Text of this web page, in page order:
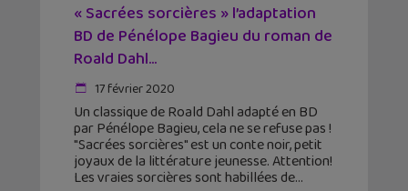
« Sacrées sorcières » l’adaptation
BD de Pénélope Bagieu du roman de
Roald Dahl...
17 février 2020
Un classique de Roald Dahl adapté en BD
par Pénélope Bagieu, cela ne se refuse pas !
"Sacrées sorcières" est un conte noir, petit
joyaux de la littérature jeunesse. Attention!
Les vraies sorcières sont habillées de